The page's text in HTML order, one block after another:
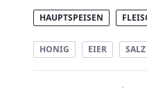
HAUPTSPEISEN
HONIG EIER SALZ